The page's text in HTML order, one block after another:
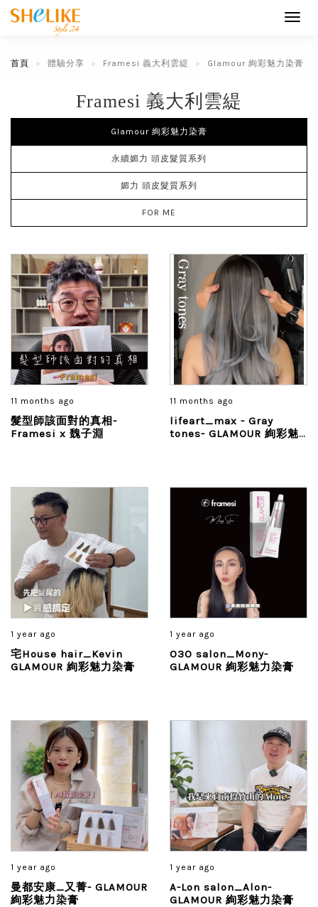
首頁 體驗分享 Framesi 義大利雲緹 Glamour 絢彩魅力染膏
Framesi 義大利雲緹
Glamour 絢彩魅力染膏
永續媚力 頭皮髮質系列
媚力 頭皮髮質系列
FOR ME
11 months ago
髮型師該面對的真相-
Framesi x 魏子淵
11 months ago
lifeart_max - Gray
tones- GLAMOUR 絢彩魅
1 year ago
宅House hair_Kevin
GLAMOUR 絢彩魅力染膏
1 year ago
O3O salon_Mony-
GLAMOUR 絢彩魅力染膏
1 year ago
曼都安康_又菁- GLAMOUR
絢彩魅力染膏
1 year ago
A-Lon salon_Alon-
GLAMOUR 絢彩魅力染膏